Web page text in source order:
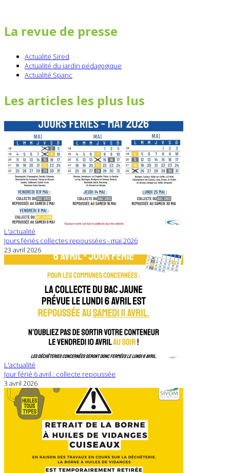
La revue de presse
Actualité Sired
Actualité du jardin pédagogique
Actualité Spanc
Les articles les plus lus
L'actualité
Jours fériés collectes repoussées - mai 2026
23 avril 2026
L'actualité
Jour férié 6 avril : collecte repoussée
3 avril 2026